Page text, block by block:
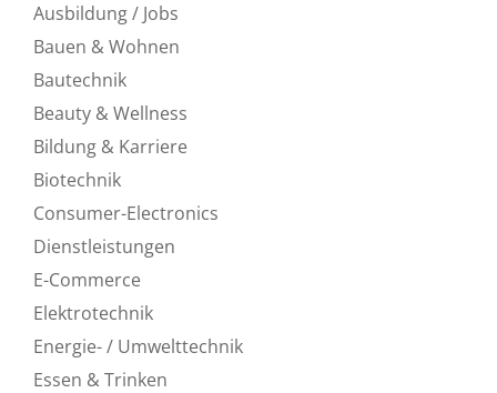
Ausbildung / Jobs
Bauen & Wohnen
Bautechnik
Beauty & Wellness
Bildung & Karriere
Biotechnik
Consumer-Electronics
Dienstleistungen
E-Commerce
Elektrotechnik
Energie- / Umwelttechnik
Essen & Trinken